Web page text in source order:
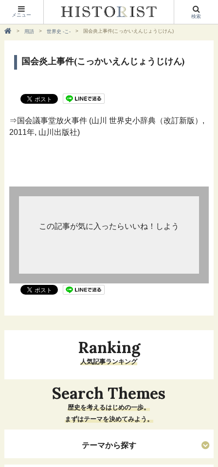
メニュー 検索
用語 世界史 -こ- 国会炎上事件(こっかいえんじょうじけん)
国会炎上事件(こっかいえんじょうじけん)
⇒国会議事堂放火事件 (山川 世界史小辞典（改訂新版）,
2011年, 山川出版社)
この記事が気に入ったらいいね！しよう
Ranking
人気記事ランキング
Search Themes
歴史を考えるはじめの一歩。
まずはテーマを決めてみよう。
テーマから探す